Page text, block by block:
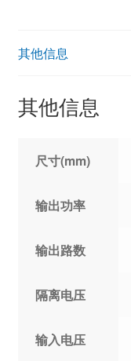
其他信息
其他信息
尺寸(mm)
输出功率
输出路数
隔离电压
输入电压